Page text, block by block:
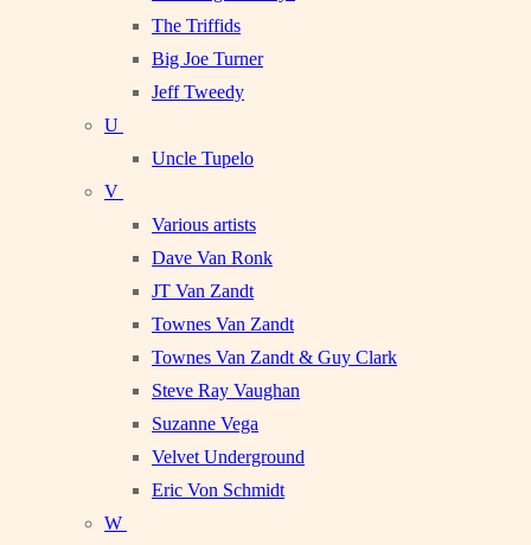
The Triffids
Big Joe Turner
Jeff Tweedy
U
Uncle Tupelo
V
Various artists
Dave Van Ronk
JT Van Zandt
Townes Van Zandt
Townes Van Zandt & Guy Clark
Steve Ray Vaughan
Suzanne Vega
Velvet Underground
Eric Von Schmidt
W